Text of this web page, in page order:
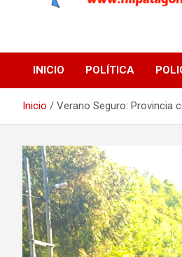
FM
INICIO POLÍTICA
Inicio Verano Seguro: Provincia